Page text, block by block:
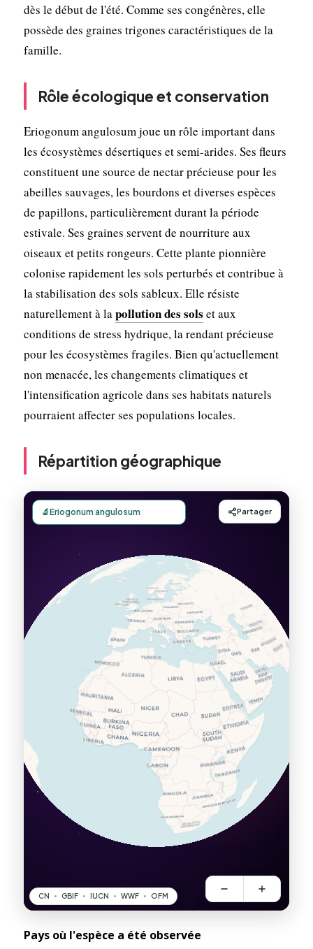
dès le début de l'été. Comme ses congénères, elle
possède des graines trigones caractéristiques de la
famille.
Rôle écologique et conservation
Eriogonum angulosum joue un rôle important dans
les écosystèmes désertiques et semi-arides. Ses fleurs
constituent une source de nectar précieuse pour les
abeilles sauvages, les bourdons et diverses espèces
de papillons, particulièrement durant la période
estivale. Ses graines servent de nourriture aux
oiseaux et petits rongeurs. Cette plante pionnière
colonise rapidement les sols perturbés et contribue à
la stabilisation des sols sableux. Elle résiste
naturellement à lapollution des sols et aux
conditions de stress hydrique, la rendant précieuse
pour les écosystèmes fragiles. Bien qu'actuellement
non menacée, les changements climatiques et
l'intensification agricole dans ses habitats naturels
pourraient affecter ses populations locales.
Répartition géographique
Pays où l'espèce a été observée